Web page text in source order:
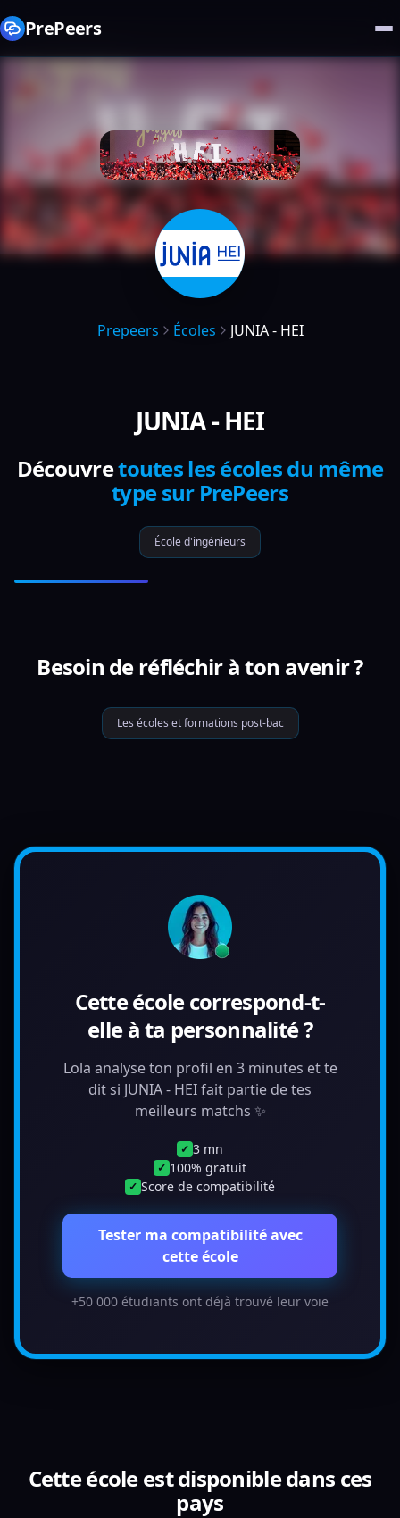
PrePeers
Prepeers Écoles JUNIA - HEI
JUNIA - HEI
Découvretoutes les écoles du même
type sur PrePeers
École d'ingénieurs
Besoin de réfléchir à ton avenir ?
Les écoles et formations post-bac
Cette école correspond-t-
elle à ta personnalité ?
Lola analyse ton profil en 3 minutes et te
dit si JUNIA - HEI fait partie de tes
meilleurs matchs ✨
✓ 3 mn
✓ 100% gratuit
✓ Score de compatibilité
Tester ma compatibilité avec
cette école
+50 000 étudiants ont déjà trouvé leur voie
Cette école est disponible dans ces
pays